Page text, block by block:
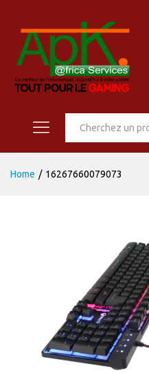
Home / 16267660079073